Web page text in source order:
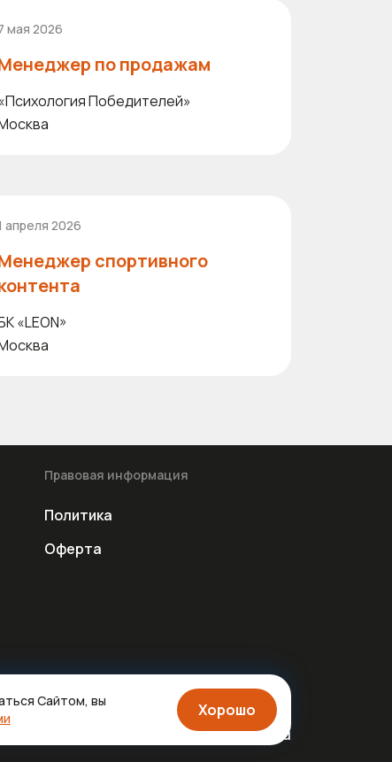
мая 2026
по продажам
Победителей»
апреля 2026
спортивного
«LEON»
Правовая информация
Политика
Оферта
alexserezhnikov.ru
Сайтом, вы
Хорошо